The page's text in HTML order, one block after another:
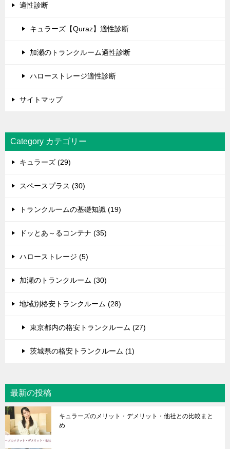
適性診断
キュラーズ【Quraz】適性診断
加瀬のトランクルーム適性診断
ハローストレージ適性診断
サイトマップ
Category カテゴリー
キュラーズ (29)
スペースプラス (30)
トランクルームの基礎知識 (19)
ドッとあ～るコンテナ (35)
ハローストレージ (5)
加瀬のトランクルーム (30)
地域別格安トランクルーム (28)
東京都内の格安トランクルーム (27)
茨城県の格安トランクルーム (1)
最新の投稿
キュラーズのメリット・デメリット・他社との比較まと
め